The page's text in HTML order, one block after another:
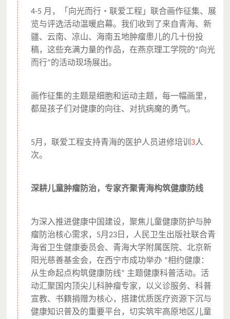
4-5 月，「向光而行・联爱工程」联合画作征集、展
览与评选活动温暖启幕。我们收到了来自青海、新
疆、云南、凉山、海南五地肿瘤患儿的几十份投
稿，这些充满力量的作品，在燕京理工学院的“向光
而行”的活动现场展出。
画作征集的主题是细胞和运动主题，每一幅画里，
都是孩子们对健康的向往、对抗病魔的勇气。
5月，联爱工程支持青海的医护人员进修培训 3人
次。
深耕儿童肿瘤防治，专家齐聚青海构筑健康防线
为深入推进健康中国建设，聚焦儿童健康防护与肿
瘤防治核心需求，
5月 23日，人民卫生出版社联合青
海省卫生健康委员会、青海大学附属医院、北京新
阳光慈善基金会，在西宁市成功举办 “相约健康：
从生命起点构筑健康防线” 主题健康科普活动。活
动汇聚国内顶尖儿科肿瘤专家，以义诊服务、科普
宣教、书籍捐赠为核心，搭建优质医疗资源下沉与
健康知识普及的重要平台，切实筑牢高原地区儿童